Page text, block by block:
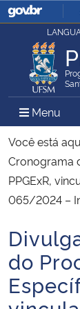
Ministério da
Ministério da Defesa
Ministério das
Ministério da
Ministério da
Ministério da
Ministério da
Menu
Você está
Cronograma
PPGExR,
065/2024 –
Início do
do